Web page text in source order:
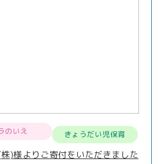
のいえ きょうだい児保育
)様よりご寄付をいただきました